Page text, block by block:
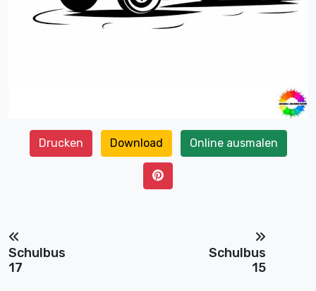
Drucken Download Online ausmalen
Schulbus
17
Schulbus
15